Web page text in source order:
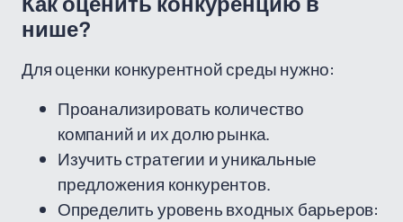
нише?
Для оценки конкурентной среды нужно:
Проанализировать количество
компаний и их долю рынка.
Изучить стратегии и уникальные
предложения конкурентов.
Определить уровень входных барьеров: